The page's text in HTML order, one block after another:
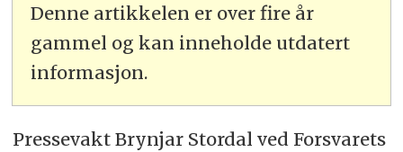
Denne artikkelen er over fire år
gammel og kan inneholde utdatert
informasjon.
Pressevakt Brynjar Stordal ved Forsvarets